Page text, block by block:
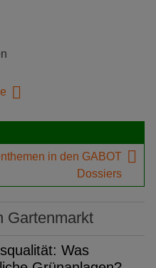
in den GABOT
Dossiers
Gartenmarkt
Was